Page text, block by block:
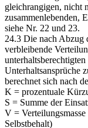
gleichrangigen, nicht
zusammenlebenden,
siehe Nr. 22 und 23.
24.3 Die nach Abzug
verbleibende
Unterhaltsansprüche
berechnet sich nach
K = prozentuale
S = Summe der
V =
Selbstbehalt)